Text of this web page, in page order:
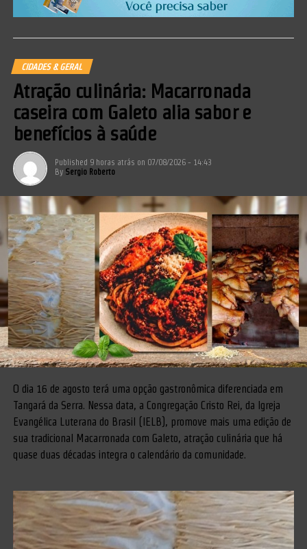
CIDADES & GERAL
Atração culinária: Macarronada
caseira com Galeto alia sabor e
benefícios à saúde
Published 9 horas atrás on 07/08/2026 - 14:43
By Sergio Roberto
O dia 16 de agosto terá uma opção gastronômica diferenciada em
Tangará da Serra. Nessa data, a Congregação Cristo Rei, da Igreja
Evangélica Luterana do Brasil (IELB), promove mais uma edição de
sua tradicional Macarronada com Galeto, atração culinária que há
quase duas décadas integra o calendário da comunidade.